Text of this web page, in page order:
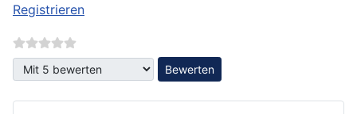
Registrieren
Bitte bewerten